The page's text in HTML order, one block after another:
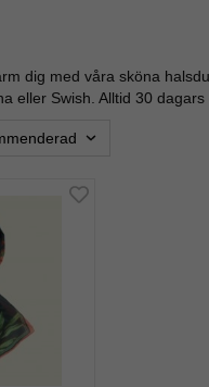
dig med våra sköna
eller Swish. Alltid 30 dagars